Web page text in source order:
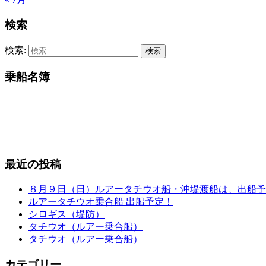
検索
検索:
乗船名簿
最近の投稿
８月９日（日）ルアータチウオ船・沖堤渡船は、出船
ルアータチウオ乗合船 出船予定！
シロギス（堤防）
タチウオ（ルアー乗合船）
タチウオ（ルアー乗合船）